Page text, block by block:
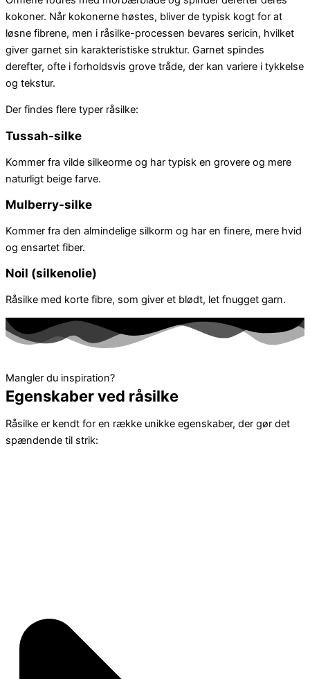
kokoner. Når kokonerne høstes, bliver de typisk kogt for at
løsne fibrene, men i råsilke-processen bevares sericin, hvilket
giver garnet sin karakteristiske struktur. Garnet spindes
derefter, ofte i forholdsvis grove tråde, der kan variere i tykkelse
og tekstur.
Der findes flere typer råsilke:
Tussah-silke
Kommer fra vilde silkeorme og har typisk en grovere og mere
naturligt beige farve.
Mulberry-silke
Kommer fra den almindelige silkorm og har en finere, mere hvid
og ensartet fiber.
Noil (silkenolie)
Råsilke med korte fibre, som giver et blødt, let fnugget garn.
Mangler du inspiration?
Egenskaber ved råsilke
Råsilke er kendt for en række unikke egenskaber, der gør det
spændende til strik: